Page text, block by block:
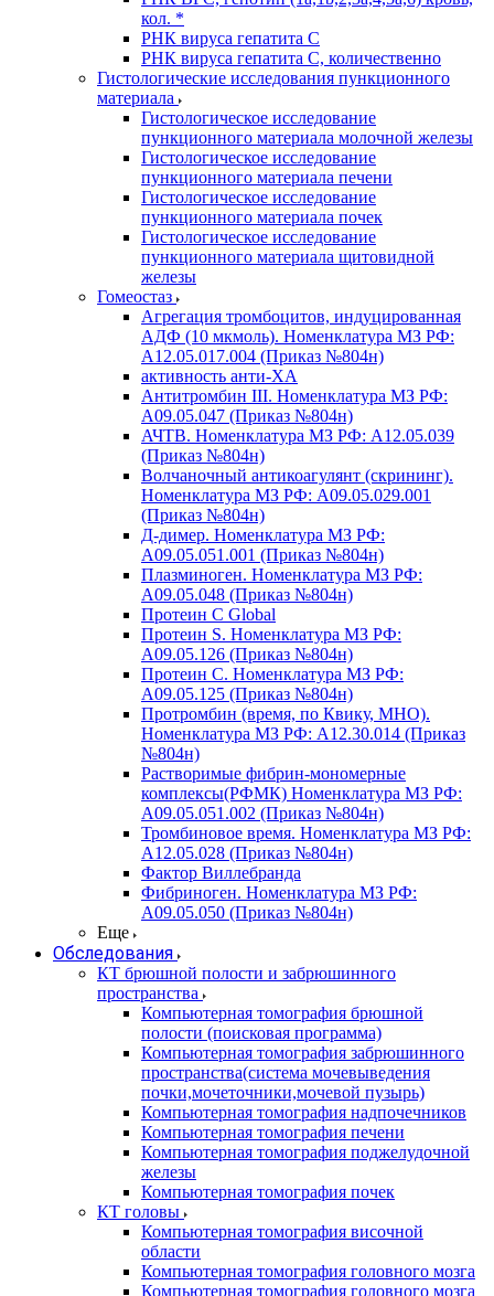
кол. *
РНК вируса гепатита C
РНК вируса гепатита C, количественно
Гистологические исследования пункционного
материала
Гистологическое исследование
пункционного материала молочной железы
Гистологическое исследование
пункционного материала печени
Гистологическое исследование
пункционного материала почек
Гистологическое исследование
пункционного материала щитовидной
железы
Гомеостаз
Агрегация тромбоцитов, индуцированная
АДФ (10 мкмоль). Номенклатура МЗ РФ:
A12.05.017.004 (Приказ №804н)
активность анти-ХА
Антитромбин III. Номенклатура МЗ РФ:
A09.05.047 (Приказ №804н)
АЧТВ. Номенклатура МЗ РФ: A12.05.039
(Приказ №804н)
Волчаночный антикоагулянт (скрининг).
Номенклатура МЗ РФ: A09.05.029.001
(Приказ №804н)
Д-димер. Номенклатура МЗ РФ:
A09.05.051.001 (Приказ №804н)
Плазминоген. Номенклатура МЗ РФ:
A09.05.048 (Приказ №804н)
Протеин C Global
Протеин S. Номенклатура МЗ РФ:
A09.05.126 (Приказ №804н)
Протеин С. Номенклатура МЗ РФ:
A09.05.125 (Приказ №804н)
Протромбин (время, по Квику, МНО).
Номенклатура МЗ РФ: A12.30.014 (Приказ
№804н)
Растворимые фибрин-мономерные
комплексы(РФМК) Номенклатура МЗ РФ:
A09.05.051.002 (Приказ №804н)
Тромбиновое время. Номенклатура МЗ РФ:
A12.05.028 (Приказ №804н)
Фактор Виллебранда
Фибриноген. Номенклатура МЗ РФ:
A09.05.050 (Приказ №804н)
Еще
Обследования
КТ брюшной полости и забрюшинного
пространства
Компьютерная томография брюшной
полости (поисковая программа)
Компьютерная томография забрюшинного
пространства(система мочевыведения
почки,мочеточники,мочевой пузырь)
Компьютерная томография надпочечников
Компьютерная томография печени
Компьютерная томография поджелудочной
железы
Компьютерная томография почек
КТ головы
Компьютерная томография височной
области
Компьютерная томография головного мозга
Компьютерная томография головного мозга